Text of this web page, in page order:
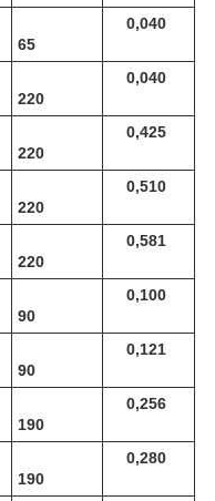
65
0,040
220
0,040
220
0,425
220
0,510
220
0,581
90
0,100
90
0,121
190
0,256
190
0,280